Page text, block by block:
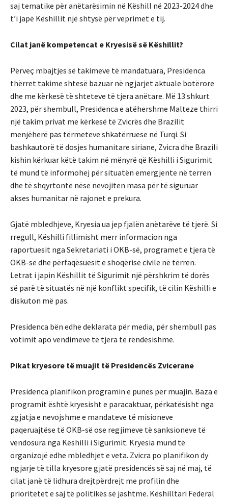
saj tematike për anëtarësimin në Këshill në 2023-2024 dhe
t’i japë Këshillit një shtysë për veprimet e tij.
Cilat janë kompetencat e Kryesisë së Këshillit?
Përveç mbajtjes së takimeve të mandatuara, Presidenca
thërret takime shtesë bazuar në ngjarjet aktuale botërore
dhe me kërkesë të shteteve të tjera anëtare. Më 13 shkurt
2023, për shembull, Presidenca e atëhershme Malteze thirri
një takim privat me kërkesë të Zvicrës dhe Brazilit
menjëherë pas tërmeteve shkatërruese në Turqi. Si
bashkautorë të dosjes humanitare siriane, Zvicra dhe Brazili
kishin kërkuar këtë takim në mënyrë që Këshilli i Sigurimit
të mund të informohej për situatën emergjente në terren
dhe të shqyrtonte nëse nevojiten masa për të siguruar
akses humanitar në rajonet e prekura.
Gjatë mbledhjeve, Kryesia ua jep fjalën anëtarëve të tjerë. Si
rregull, Këshilli fillimisht merr informacion nga
raportuesit nga Sekretariati i OKB-së, programet e tjera të
OKB-së dhe përfaqësuesit e shoqërisë civile në terren.
Letrat i japin Këshillit të Sigurimit një përshkrim të dorës
së parë të situatës në një konflikt specifik, të cilin Këshilli e
diskuton më pas.
Presidenca bën edhe deklarata për media, për shembull pas
votimit apo vendimeve të tjera të rëndësishme.
Pikat kryesore të muajit të Presidencës Zvicerane
Presidenca planifikon programin e punës për muajin. Baza e
programit është kryesisht e paracaktuar, përkatësisht nga
zgjatja e nevojshme e mandateve të misioneve
paqeruajtëse të OKB-së ose regjimeve të sanksioneve të
vendosura nga Këshilli i Sigurimit. Kryesia mund të
organizojë edhe mbledhjet e veta. Zvicra po planifikon dy
ngjarje të tilla kryesore gjatë presidencës së saj në maj, të
cilat janë të lidhura drejtpërdrejt me profilin dhe
prioritetet e saj të politikës së jashtme. Këshilltari Federal